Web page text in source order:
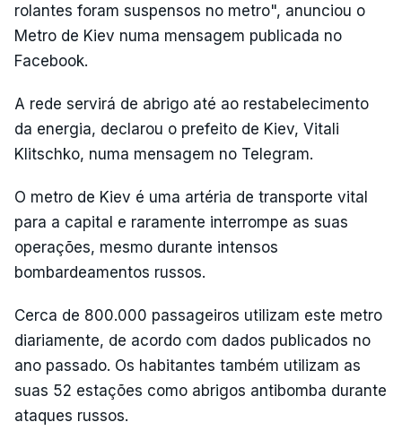
rolantes foram suspensos no metro", anunciou o
Metro de Kiev numa mensagem publicada no
Facebook.
A rede servirá de abrigo até ao restabelecimento
da energia, declarou o prefeito de Kiev, Vitali
Klitschko, numa mensagem no Telegram.
O metro de Kiev é uma artéria de transporte vital
para a capital e raramente interrompe as suas
operações, mesmo durante intensos
bombardeamentos russos.
Cerca de 800.000 passageiros utilizam este metro
diariamente, de acordo com dados publicados no
ano passado. Os habitantes também utilizam as
suas 52 estações como abrigos antibomba durante
ataques russos.